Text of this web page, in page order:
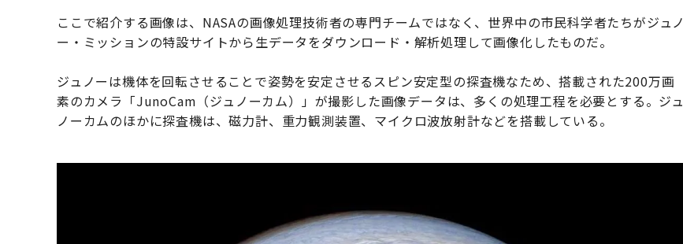
ここで紹介する画像は、NASAの画像処理技術者の専門チームではなく、世界中の市民科学者たちがジュノ
ー・ミッションの特設サイトから生データをダウンロード・解析処理して画像化したものだ。
ジュノーは機体を回転させることで姿勢を安定させるスピン安定型の探査機なため、搭載された200万画
素のカメラ「JunoCam（ジュノーカム）」が撮影した画像データは、多くの処理工程を必要とする。ジュ
ノーカムのほかに探査機は、磁力計、重力観測装置、マイクロ波放射計などを搭載している。